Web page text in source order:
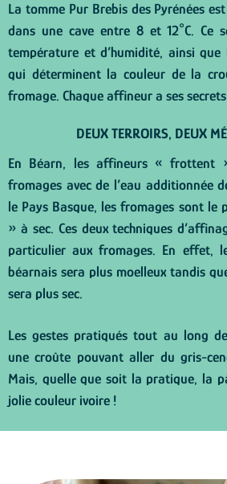
La tomme Pur Brebis des Pyrénées
dans une cave entre 8 et 12°C. Ce
température et d’humidité, ainsi que
qui déterminent la couleur de la
fromage. Chaque affineur a ses
DEUX TERROIRS, DEUX
En Béarn, les affineurs « frottent
fromages avec de l’eau additionnée
le Pays Basque, les fromages sont le
» à sec. Ces deux techniques
particulier aux fromages. En effet,
béarnais sera plus moelleux tandis
sera plus sec.
Les gestes pratiqués tout au long
une croûte pouvant aller du gris-
Mais, quelle que soit la pratique, la
jolie couleur ivoire !